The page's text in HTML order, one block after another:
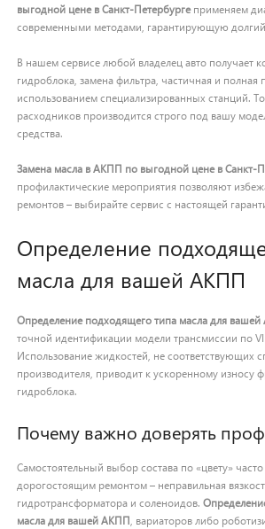
выгодной цене в Санкт-Петербургеприменяем
современными методами, гарантирующую долгий
В нашем сервисе любой владелец авто получает
гидроблока, замена фильтра, частичная и полная
использованием специализированных станций.
расходников производится строго под вашу
средства.
Замена масла в АКПП по выгодной цене в Санкт-
профилактические мероприятия позволяют
ремонтов – выбирайте сервис с настоящей
Определение
масла для вашей АКПП
Определение подходящего типа масла для
точной идентификации модели трансмиссии по
Использование жидкостей, не соответствующих
производителя, приводит к ускоренному износу
гидроблока.
Почему важно доверять
Самостоятельный выбор состава по «цвету» часто
дорогостоящим ремонтом – неправильная
гидротрансформатора и соленоидов.
масла для вашей АКПП, вариаторов либо